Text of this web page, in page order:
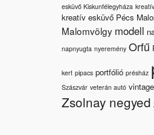
esküvő Kiskunfélegyháza
kreatív esküvő Pécs
Malomvölgy modell
napnyugta nyeremény Orfű
kert pipacs portfólió présház
Szászvár veterán autó vintage
Zsolnay negyed